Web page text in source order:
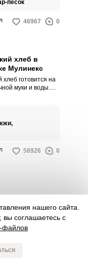
песок
46967 0
хлеб в
Мулинекс
хлеб готовится на
муки и воды.
58926 0
в домашних
хлеб из
– равномерно-
нашего сайта.
вы соглашаетесь с
файлов